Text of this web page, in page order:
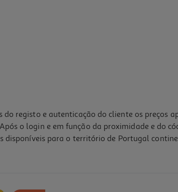
registo e autenticação do cliente os preços
o login e em função da proximidade e do
disponíveis para o território de Portugal